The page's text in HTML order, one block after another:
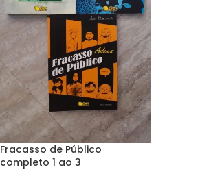
Fracasso de Público
completo 1 ao 3